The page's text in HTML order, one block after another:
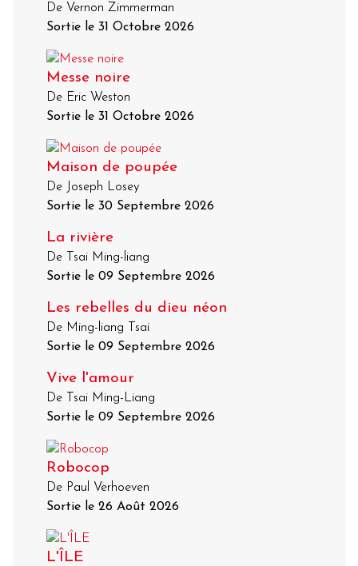
De Vernon Zimmerman
Sortie le 31 Octobre 2026
Messe noire
De Eric Weston
Sortie le 31 Octobre 2026
Maison de poupée
De Joseph Losey
Sortie le 30 Septembre 2026
La rivière
De Tsai Ming-liang
Sortie le 09 Septembre 2026
Les rebelles du dieu néon
De Ming-liang Tsai
Sortie le 09 Septembre 2026
Vive l'amour
De Tsai Ming-Liang
Sortie le 09 Septembre 2026
Robocop
De Paul Verhoeven
Sortie le 26 Août 2026
L'ÎLE